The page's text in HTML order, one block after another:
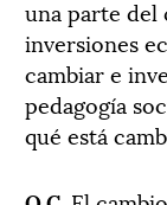
una parte del
inversiones
cambiar e
pedagogía
qué está